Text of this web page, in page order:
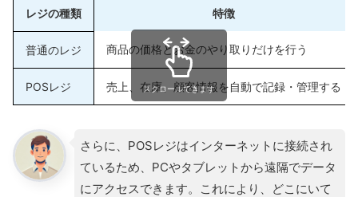
レジの種類 特徴
普通のレジ 商品の価格とお金のやり取りだけを行う
POSレジ 売上、在庫、顧客情報を自動で記録・管理する
スクロールできます
さらに、POSレジはインターネットに接続され
ているため、PCやタブレットから遠隔でデータ
にアクセスできます。これにより、どこにいて